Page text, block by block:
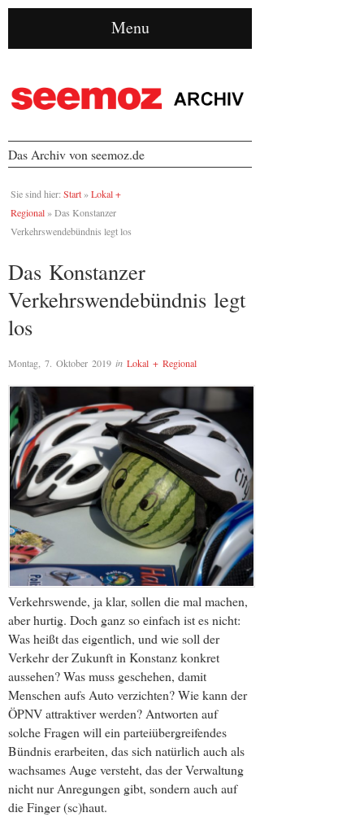
Menu
Das Archiv von seemoz.de
Sie sind hier: Start » Lokal +
Regional » Das Konstanzer
Verkehrswendebündnis legt los
Das Konstanzer
Verkehrswendebündnis legt
los
Montag, 7. Oktober 2019 in Lokal + Regional
Verkehrswende, ja klar, sollen die mal machen,
aber hurtig. Doch ganz so einfach ist es nicht:
Was heißt das eigentlich, und wie soll der
Verkehr der Zukunft in Konstanz konkret
aussehen? Was muss geschehen, damit
Menschen aufs Auto verzichten? Wie kann der
ÖPNV attraktiver werden? Ant­worten auf
solche Fragen will ein partei­über­greifendes
Bündnis erarbeiten, das sich natürlich auch als
wachsames Auge versteht, das der Verwaltung
nicht nur Anregungen gibt, sondern auch auf
die Finger (sc)haut.